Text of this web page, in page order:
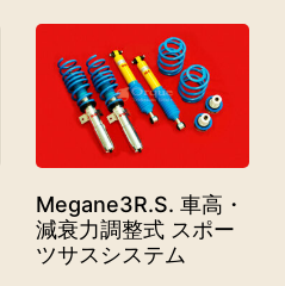
Megane3R.S. 車高・
減衰力調整式 スポー
ツサスシステム